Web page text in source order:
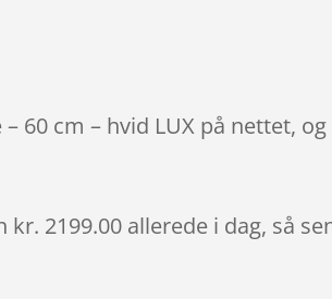
60 cm – hvid LUX på nettet,
kr. 2199.00 allerede i dag, så